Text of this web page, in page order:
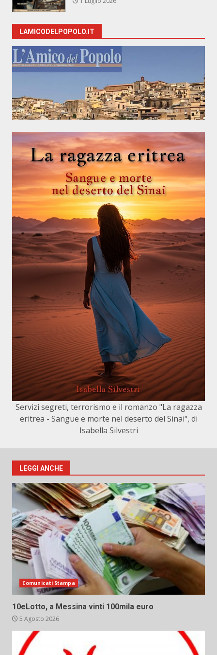
LAMICODELPOPOLO.IT
Servizi segreti, terrorismo e il romanzo "La ragazza
eritrea - Sangue e morte nel deserto del Sinai", di
Isabella Silvestri
LEGGI ANCHE
Comunicati Stampa
10eLotto, a Messina vinti 100mila euro
5 Agosto 2026